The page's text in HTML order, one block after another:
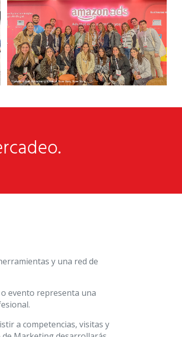
y una red de
evento representa una
a competencias, visitas y